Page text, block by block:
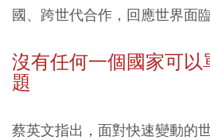
國、跨世代合作，回應世界面
沒有任何一個國家可以
題
蔡英文指出，面對快速變動的